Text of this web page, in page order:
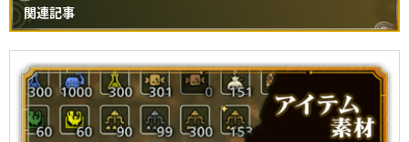
関連記事